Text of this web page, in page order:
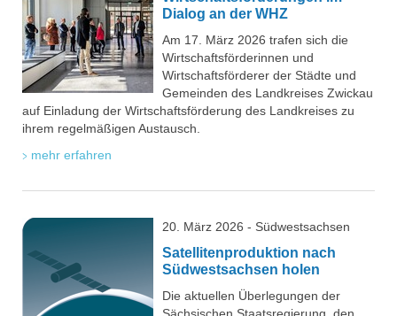
Dialog an der WHZ
Am 17. März 2026 trafen sich die
Wirtschaftsförderinnen und
Wirtschaftsförderer der Städte und
Gemeinden des Landkreises Zwickau
auf Einladung der Wirtschaftsförderung des Landkreises zu
ihrem regelmäßigen Austausch.
mehr erfahren
20. März 2026 - Südwestsachsen
Satellitenproduktion nach
Südwestsachsen holen
Die aktuellen Überlegungen der